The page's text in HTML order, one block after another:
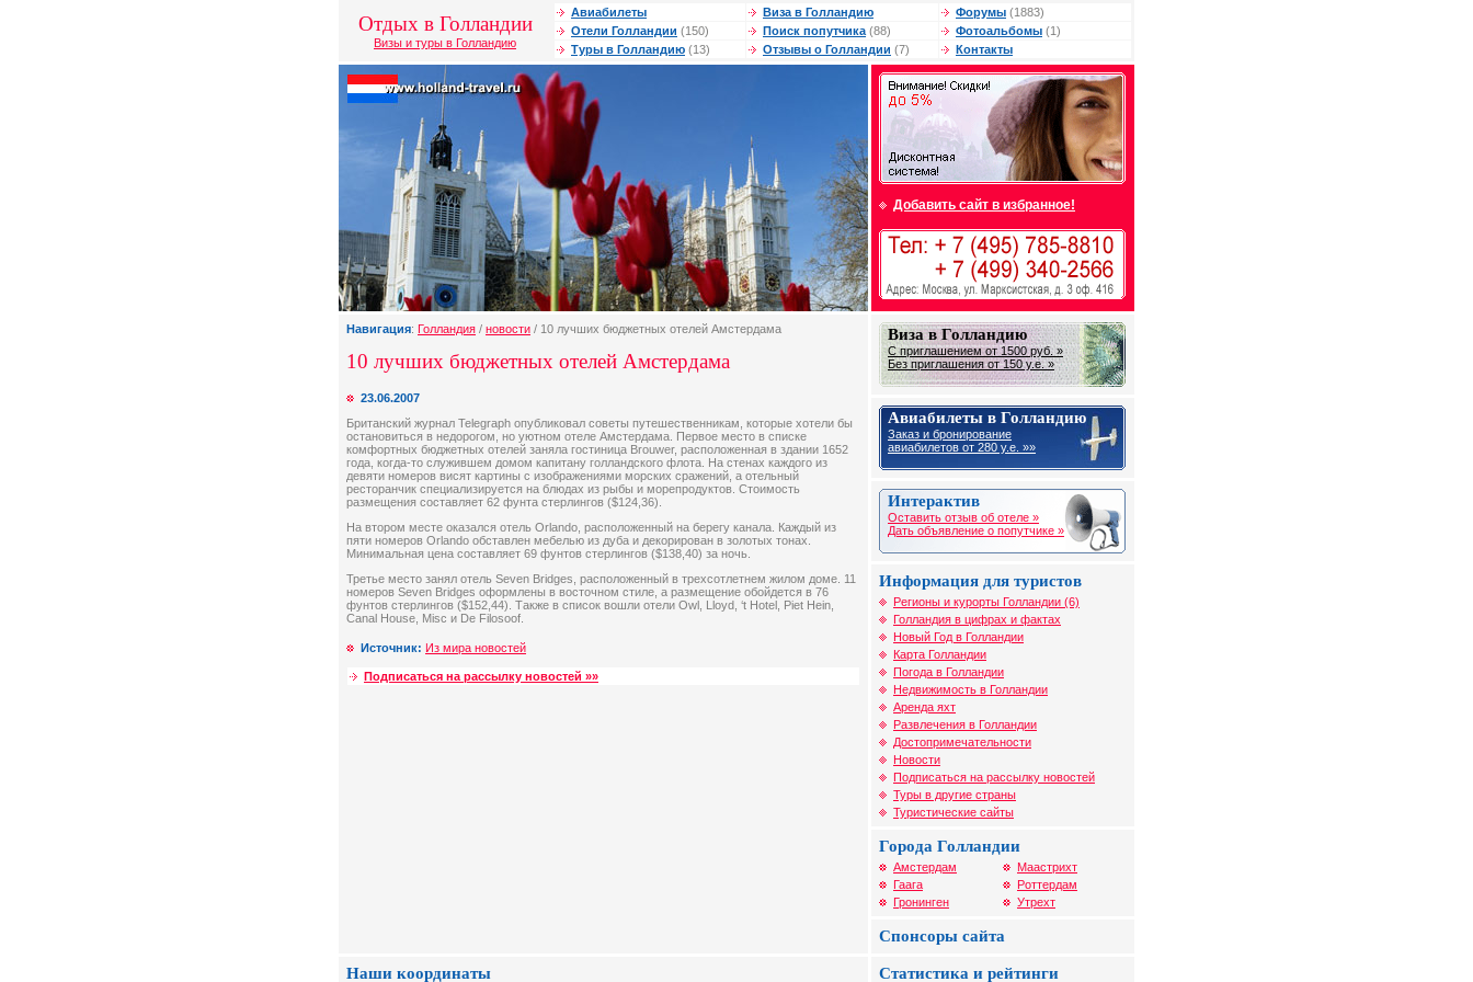
Отдых в Голландии
Визы и туры в Голландию
Авиабилеты Виза в Голландию Форумы (1883)
Отели Голландии (150) Поиск попутчика (88) Фотоальбомы (1)
Туры в Голландию (13) Отзывы о Голландии (7) Контакты
Добавить сайт в избранное!
Навигация: Голландия / новости / 10 лучших бюджетных отелей Амстердама
10 лучших бюджетных отелей Амстердама
23.06.2007
Британский журнал Telegraph опубликовал советы путешественникам, которые хотели бы
остановиться в недорогом, но уютном отеле Амстердама. Первое место в списке
комфортных бюджетных отелей заняла гостиница Brouwer, расположенная в здании 1652
года, когда-то служившем домом капитану голландского флота. На стенах каждого из
девяти номеров висят картины с изображениями морских сражений, а отельный
ресторанчик специализируется на блюдах из рыбы и морепродуктов. Стоимость
размещения составляет 62 фунта стерлингов ($124,36).
На втором месте оказался отель Orlando, расположенный на берегу канала. Каждый из
пяти номеров Orlando обставлен мебелью из дуба и декорирован в золотых тонах.
Минимальная цена составляет 69 фунтов стерлингов ($138,40) за ночь.
Третье место занял отель Seven Bridges, расположенный в трехсотлетнем жилом доме. 11
номеров Seven Bridges оформлены в восточном стиле, а размещение обойдется в 76
фунтов стерлингов ($152,44). Также в список вошли отели Owl, Lloyd, ‘t Hotel, Piet Hein,
Canal House, Misc и De Filosoof.
Источник: Из мира новостей
Подписаться на рассылку новостей »»
Виза в Голландию
С приглашением от 1500 руб. »
Без приглашения от 150 у.е. »
Авиабилеты в Голландию
Заказ и бронирование
авиабилетов от 280 у.е. »»
Интерактив
Оставить отзыв об отеле »
Дать объявление о попутчике »
Информация для туристов
Регионы и курорты Голландии (6)
Голландия в цифрах и фактах
Новый Год в Голландии
Карта Голландии
Погода в Голландии
Недвижимость в Голландии
Аренда яхт
Развлечения в Голландии
Достопримечательности
Новости
Подписаться на рассылку новостей
Туры в другие страны
Туристические сайты
Города Голландии
Амстердам
Гаага
Гронинген
Маастрихт
Роттердам
Утрехт
Спонсоры сайта
Наши координаты Статистика и рейтинги